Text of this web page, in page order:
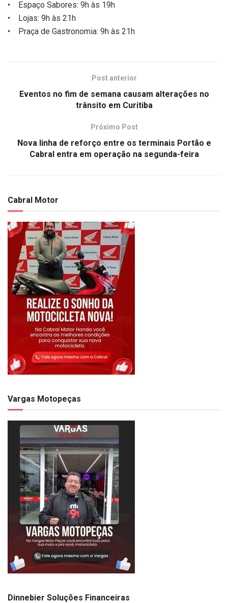
• Espaço Sabores: 9h às 19h
• Lojas: 9h às 21h
• Praça de Gastronomia: 9h às 21h
Post anterior
Eventos no fim de semana causam alterações no
trânsito em Curitiba
Próximo Post
Nova linha de reforço entre os terminais Portão e
Cabral entra em operação na segunda-feira
Cabral Motor
Vargas Motopeças
Dinnebier Soluções Financeiras